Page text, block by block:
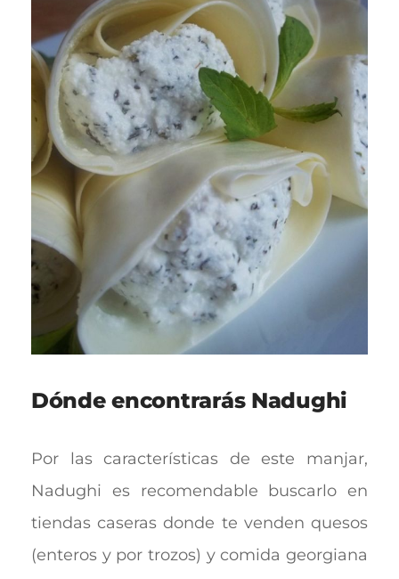
Dónde encontrarás Nadughi
Por las características de este manjar,
Nadughi es recomendable buscarlo en
tiendas caseras donde te venden quesos
(enteros y por trozos) y comida georgiana